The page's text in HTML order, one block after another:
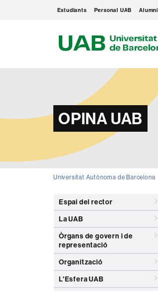
Estudiants Personal UAB Alumni
OPINA UAB
Universitat Autònoma de Barcelona
Espai del rector
La UAB
Òrgans de govern i de
representació
Organització
L'Esfera UAB